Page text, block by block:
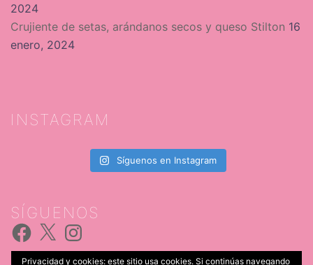
2024
Crujiente de setas, arándanos secos y queso Stilton 16
enero, 2024
INSTAGRAM
Síguenos en Instagram
SÍGUENOS
Facebook
X Instagram
Privacidad y cookies: este sitio usa cookies. Si continúas navegando